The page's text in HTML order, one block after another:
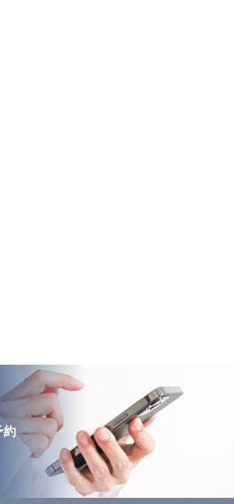
約